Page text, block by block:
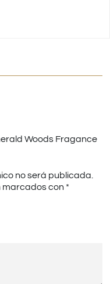
Woods Fragance
no será publicada.
marcados con *